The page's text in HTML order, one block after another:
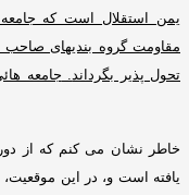
یمن استقلال است که
مقاومت گروه بندیهای صاحب
تحول پذیر بگرداند
جامعه
خاطر نشان می کنم که از
یافته است و، در این موقعیت،